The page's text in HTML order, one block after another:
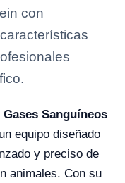
con
Sanguíneos
equipo diseñado
y preciso de
animales. Con su